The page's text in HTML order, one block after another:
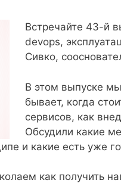
Встречайте 43-й
devops,
Сивко,
В этом выпуске
бывает, когда
сервисов, как
Обсудили какие
и какие есть уже
как получить